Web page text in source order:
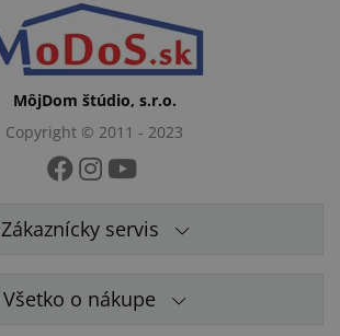
MôjDom štúdio, s.r.o.
Copyright © 2011 - 2023
Zákaznícky servis
Všetko o nákupe